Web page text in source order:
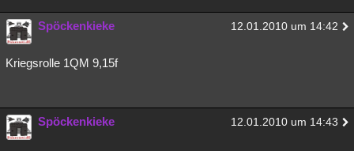
Spöckenkieke 12.01.2010 um 14:42
Kriegsrolle 1QM 9,15f
Spöckenkieke 12.01.2010 um 14:43